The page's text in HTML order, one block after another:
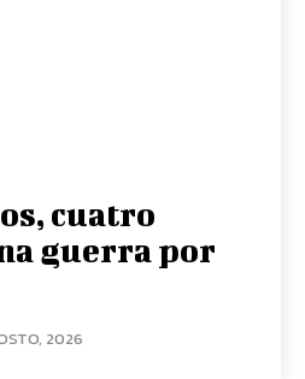
cuatro
guerra por
2026